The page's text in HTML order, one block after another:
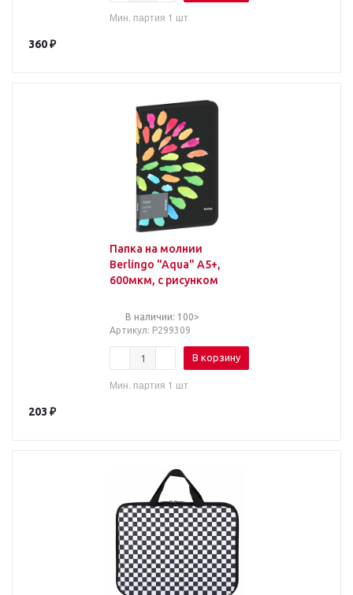
Мин. партия 1 шт
360₽
Папка на молнии
Berlingo "Aqua" А5+,
600мкм, с рисунком
В наличии: 100>
Артикул: Р299309
В корзину
Мин. партия 1 шт
203 ₽